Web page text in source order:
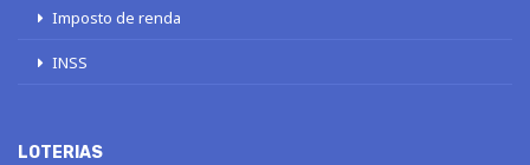
Imposto de renda
INSS
LOTERIAS